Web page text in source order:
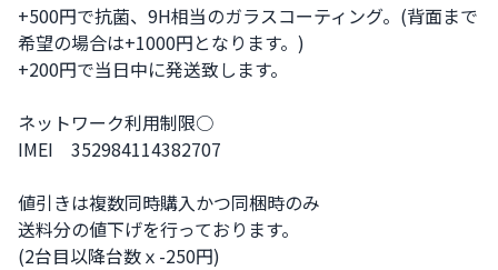
+500円で抗菌、9H相当のガラスコーティング。(背面まで
希望の場合は+1000円となります。)
+200円で当日中に発送致します。
ネットワーク利用制限○
IMEI　352984114382707
値引きは複数同時購入かつ同梱時のみ
送料分の値下げを行っております。
(2台目以降台数ｘ-250円)